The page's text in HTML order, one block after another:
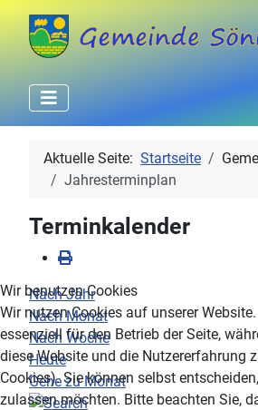
Aktuelle Seite: Startseite
Jahresterminplan
Terminkalender
Nach Jahr
Nach Monat
Nach Woche
Heute
Gehe zu Monat
Wir benutzen Cookies
Wir nutzen Cookies auf unserer
essenziell für den Betrieb der Seite,
diese Website und die Nutzererfahrung
Cookies). Sie können selbst
zulassen möchten. Bitte beachten Sie,